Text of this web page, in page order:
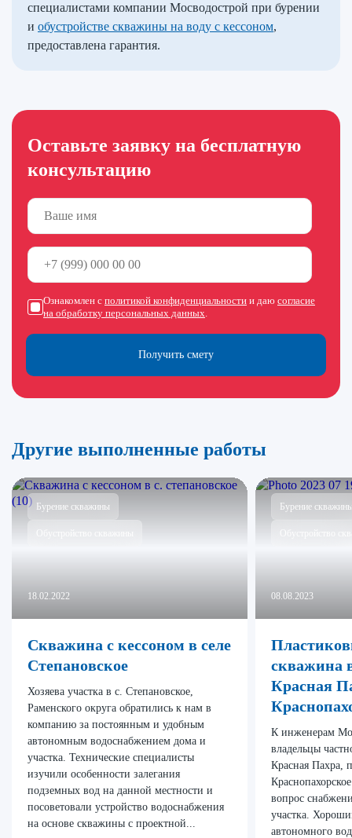
специалистами компании Мосводострой при бурении
и обустройстве скважины на воду с кессоном,
предоставлена гарантия.
Оставьте заявку на бесплатную
консультацию
Получить смету
Ознакомлен с политикой конфиденциальности и даю согласие
на обработку персональных данных.
Другие выполненные работы
Бурение скважины
Обустройство скважины
18.02.2022
Скважина с кессоном в селе
Степановское
Хозяева участка в с. Степановское,
Раменского округа обратились к нам в
компанию за постоянным и удобным
автономным водоснабжением дома и
участка. Технические специалисты
изучили особенности залегания
подземных вод на данной местности и
посоветовали устройство водоснабжения
на основе скважины с проектной...
Бурение
Обустройство
08.08.2023
скважина
Красная
К инженерам
владельцы
Красная Пахра,
вопрос
участка.
автономного